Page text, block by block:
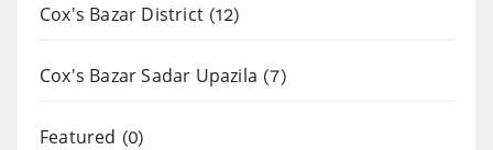
Cox's Bazar District (12)
Cox's Bazar Sadar Upazila (7)
Featured (0)